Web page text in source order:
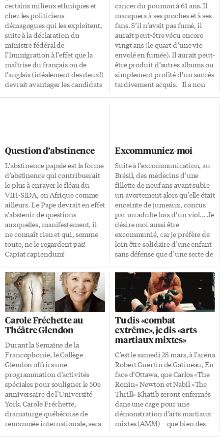
certains milieux ethniques et
chez les politiciens
démagogues qui les exploitent,
suite à la déclaration du
ministre fédéral de
l’Immigration à l’effet que la
maîtrise du français ou de
l’anglais (idéalement des deux!)
devrait avantager les candidats
progrès dans l’intégration des
immigrants. Vivement cette
réforme!
cancer du poumon à 61 ans. Il
manquera à ses proches et à ses
fans. S’il n’avait pas fumé, il
aurait peut-être vécu encore
vingt ans (le quart d’une vie
envolé en fumée). Il aurait peut-
être produit d’autres albums ou
simplement profité d’un succès
tardivement acquis. Il a non
jamais trop tard pour écraser.
Assurément, mais il est tout […]
Question d’abstinence
L’abstinence papale est la forme
d’abstinence qui contribuerait
le plus à enrayer le fléau du
VIH-SIDA, en Afrique comme
ailleurs. Le Pape devrait en effet
s’abstenir de questions
auxquelles, manifestement, il
ne connaît rien et qui, somme
toute, ne le regardent pas!
Capiat capiendum!
Excommuniez-moi
Suite à l’excommunication, au
Brésil, des médecins d’une
fillette de neuf ans ayant subie
un avortement alors qu’elle était
enceinte de jumeaux, concus
par un adulte lors d’un viol… Je
désire moi aussi être
excommunié, car je préfère de
loin être solidaire d’une enfant
sans défense que d’une secte de
déconnectés de la réalité.
Carole Fréchette au
Théâtre Glendon
Durant la Semaine de la
Francophonie, le Collège
Glendon offrira une
programmation d’activités
spéciales pour souligner le 50e
anniversaire de l’Université
York. Carole Fréchette,
dramaturge québécoise de
renommée internationale, sera
Tu dis «combat
extrême», je dis «arts
martiaux mixtes»
C’est le samedi 28 mars, à l’aréna
Robert Guertin de Gatineau, En
face d’Ottawa, que Carlos «The
Ronin» Newton et Nabil «The
Thrill» Khatib seront enfermés
dans une cage pour une
démonstration d’arts martiaux
mixtes (AMM) – que bien des